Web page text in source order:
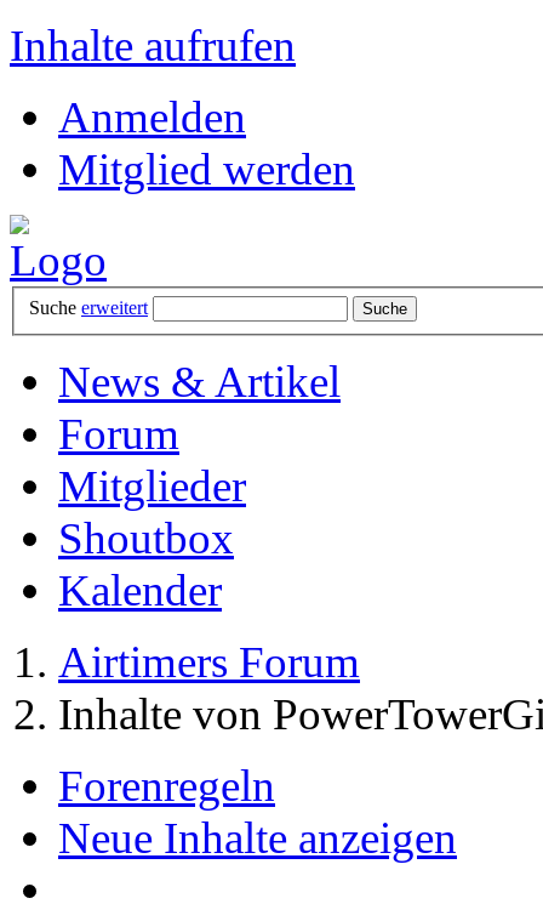
Inhalte aufrufen
Anmelden
Mitglied werden
Suche erweitert
News & Artikel
Forum
Mitglieder
Shoutbox
Kalender
Airtimers Forum
Inhalte von
Forenregeln
Neue Inhalte anzeigen